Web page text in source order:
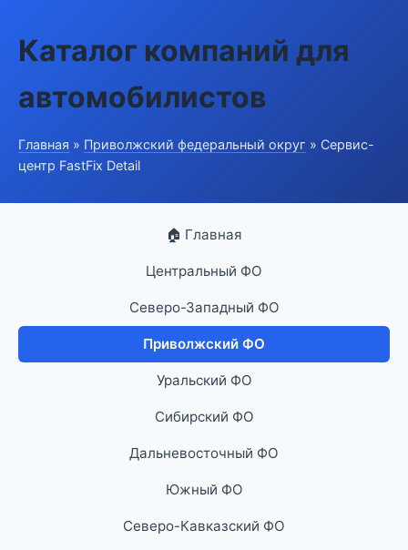
Каталог компаний для
автомобилистов
Главная » Приволжский федеральный округ » Сервис-
центр FastFix Detail
🏠 Главная
Центральный ФО
Северо-Западный ФО
Приволжский ФО
Уральский ФО
Сибирский ФО
Дальневосточный ФО
Южный ФО
Северо-Кавказский ФО